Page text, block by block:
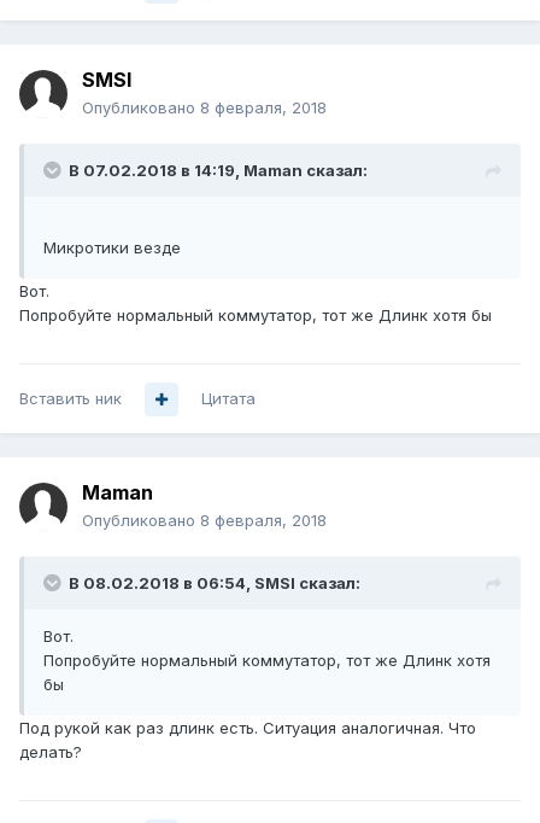
SMSI
Опубликовано 8 февраля, 2018
В 07.02.2018 в 14:19, Maman сказал:
Микротики везде
Вот.
Попробуйте нормальный коммутатор, тот же Длинк хотя бы
Вставить ник Цитата
Maman
Опубликовано 8 февраля, 2018
В 08.02.2018 в 06:54, SMSI сказал:
Вот.
Попробуйте нормальный коммутатор, тот же Длинк хотя
бы
Под рукой как раз длинк есть. Ситуация аналогичная. Что
делать?